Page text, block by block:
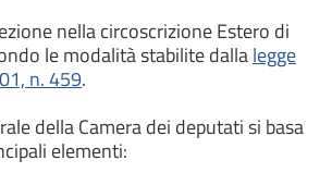
nella circoscrizione Estero di
le modalità stabilite dallalegge
n. 459.
della Camera dei deputati si basa
elementi: